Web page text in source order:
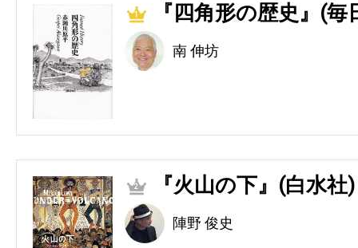
1 『四角形の歴史』(毎
南 伸坊
2 『火山の下』(白水社)
陣野 俊史